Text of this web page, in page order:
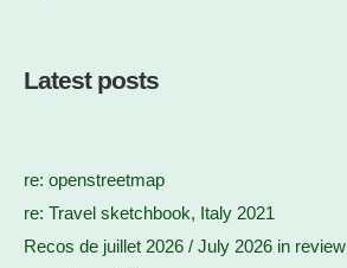
Latest posts
re: openstreetmap
re: Travel sketchbook, Italy 2021
Recos de juillet 2026 / July 2026 in review